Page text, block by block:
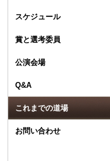
スケジュール
賞と選考委員
公演会場
Q&A
これまでの道場
お問い合わせ